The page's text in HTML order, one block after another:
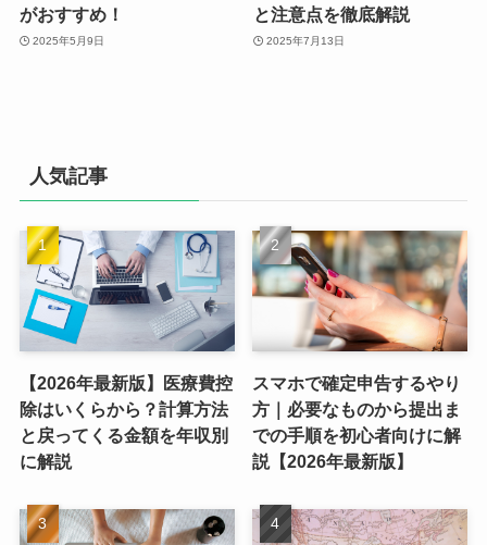
がおすすめ！
2025年5月9日
と注意点を徹底解説
2025年7月13日
人気記事
【2026年最新版】医療費控
除はいくらから？計算方法
と戻ってくる金額を年収別
に解説
スマホで確定申告するやり
方｜必要なものから提出ま
での手順を初心者向けに解
説【2026年最新版】